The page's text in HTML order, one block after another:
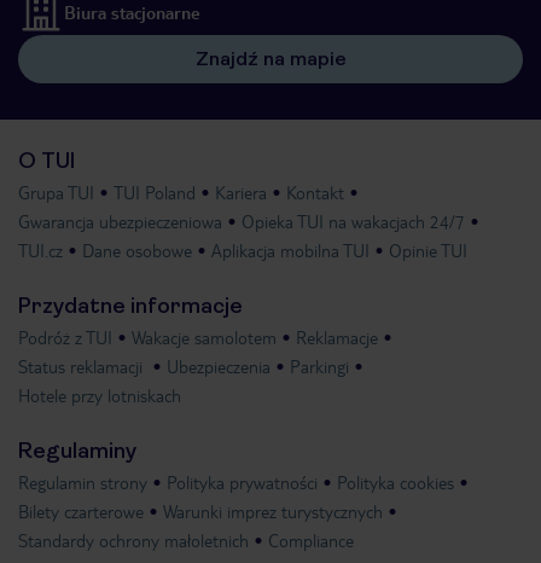
Biura stacjonarne
Znajdź na mapie
O TUI
Grupa TUI TUI Poland Kariera
Kontakt
Gwarancja ubezpieczeniowa
Opieka TUI na wakacjach 24/7
TUI.cz
Dane osobowe Aplikacja mobilna TUI Opinie TUI
Przydatne informacje
Podróż z TUI Wakacje samolotem
Reklamacje
Status reklamacji
Ubezpieczenia
Parkingi
Hotele przy lotniskach
Regulaminy
Regulamin strony Polityka prywatności
Polityka cookies
Bilety czarterowe
Warunki imprez turystycznych
Standardy ochrony małoletnich
Compliance